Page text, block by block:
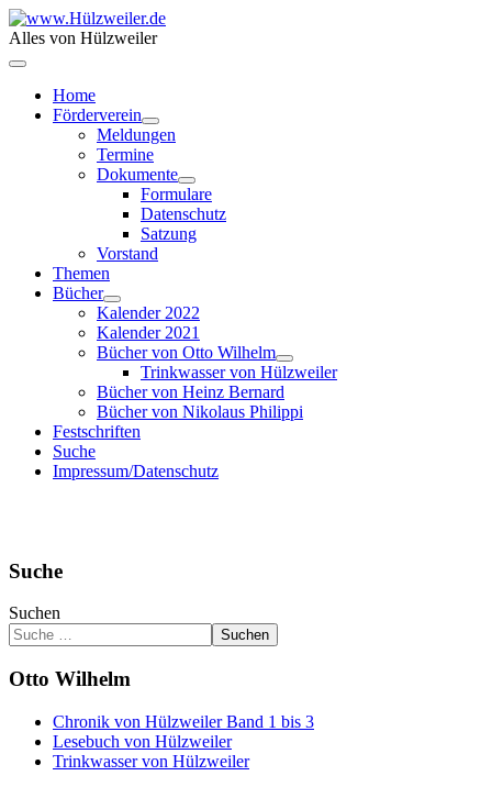
Alles von Hülzweiler
Home
Förderverein
Meldungen
Termine
Dokumente
Formulare
Datenschutz
Satzung
Vorstand
Themen
Bücher
Kalender 2022
Kalender 2021
Bücher von Otto Wilhelm
Trinkwasser von Hülzweiler
Bücher von Heinz Bernard
Bücher von Nikolaus Philippi
Festschriften
Suche
Impressum/Datenschutz
Suche
Suchen
Suchen
Otto Wilhelm
Chronik von Hülzweiler Band 1 bis 3
Lesebuch von Hülzweiler
Trinkwasser von Hülzweiler